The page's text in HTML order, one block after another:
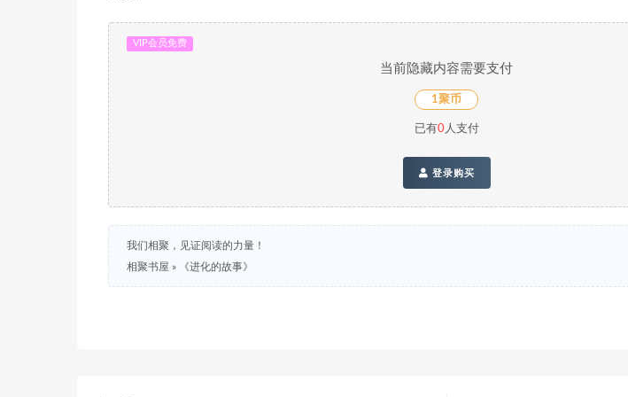
VIP会员免费
当前隐藏内容需要支付
1聚币
已有0人支付
登录购买
我们相聚，见证阅读的力量！
相聚书屋 » 《进化的故事》